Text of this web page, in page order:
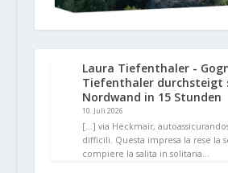
Laura Tiefenthaler -
Tiefenthaler durchsteigt
Nordwand in 15 Stunden
10. Juli 2026
[…] via Heckmair,
difficili. Questa impresa la rese la
compiere la salita in solitaria…